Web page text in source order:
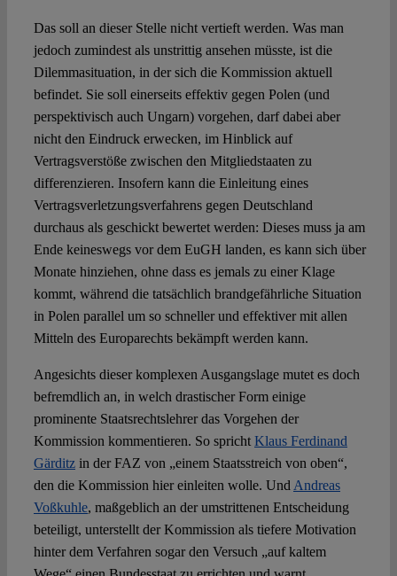
Das soll an dieser Stelle nicht vertieft werden. Was man
jedoch zumindest als unstrittig ansehen müsste, ist die
Dilemmasituation, in der sich die Kommission aktuell
befindet. Sie soll einerseits effektiv gegen Polen (und
perspektivisch auch Ungarn) vorgehen, darf dabei aber
nicht den Eindruck erwecken, im Hinblick auf
Vertragsverstöße zwischen den Mitgliedstaaten zu
differenzieren. Insofern kann die Einleitung eines
Vertragsverletzungsverfahrens gegen Deutschland
durchaus als geschickt bewertet werden: Dieses muss ja am
Ende keineswegs vor dem EuGH landen, es kann sich über
Monate hinziehen, ohne dass es jemals zu einer Klage
kommt, während die tatsächlich brandgefährliche Situation
in Polen parallel um so schneller und effektiver mit allen
Mitteln des Europarechts bekämpft werden kann.
Angesichts dieser komplexen Ausgangslage mutet es doch
befremdlich an, in welch drastischer Form einige
prominente Staatsrechtslehrer das Vorgehen der
Kommission kommentieren. So spricht Klaus Ferdinand
Gärditzin der FAZ von „einem Staatsstreich von oben“,
den die Kommission hier einleiten wolle. Und Andreas
Voßkuhle, maßgeblich an der umstrittenen Entscheidung
beteiligt, unterstellt der Kommission als tiefere Motivation
hinter dem Verfahren sogar den Versuch „auf kaltem